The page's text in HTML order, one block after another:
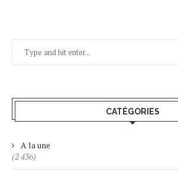
CATÉGORIES
A la une
(2 436)